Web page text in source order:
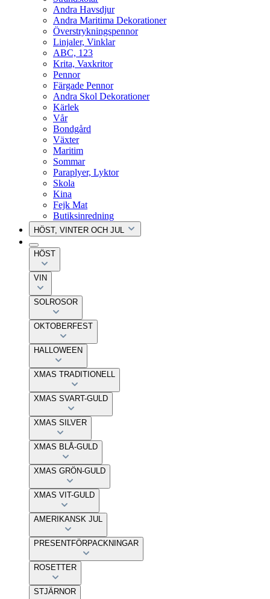
Andra Havsdjur
Andra Maritima Dekorationer
Överstrykningspennor
Linjaler, Vinklar
ABC, 123
Krita, Vaxkritor
Pennor
Färgade Pennor
Andra Skol Dekorationer
Kärlek
Vår
Bondgård
Växter
Maritim
Sommar
Paraplyer, Lyktor
Skola
Kina
Fejk Mat
Butiksinredning
HÖST, VINTER OCH JUL
HÖST
VIN
SOLROSOR
OKTOBERFEST
HALLOWEEN
XMAS TRADITIONELL
XMAS SVART-GULD
XMAS SILVER
XMAS BLÅ-GULD
XMAS GRÖN-GULD
XMAS VIT-GULD
AMERIKANSK JUL
PRESENTFÖRPACKNINGAR
ROSETTER
STJÄRNOR